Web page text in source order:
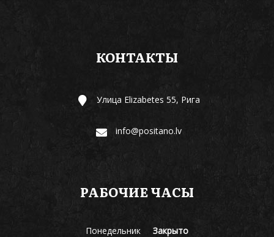
КОНТАКТЫ
Улица Elizabetes 55, Рига
info@positano.lv
РАБОЧИЕ ЧАСЫ
Понедельник Закрыто